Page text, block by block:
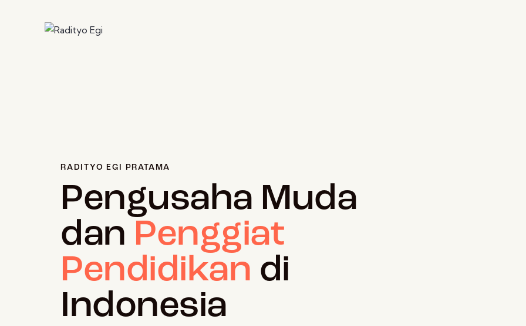
RADITYO EGI PRATAMA
Pengusaha Muda
dan Penggiat
Pendidikan di
Indonesia